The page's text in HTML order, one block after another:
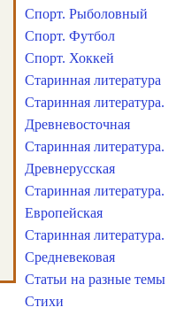
Спорт. Рыболовный
Спорт. Футбол
Спорт. Хоккей
Старинная литература
Старинная литература.
Древневосточная
Старинная литература.
Древнерусская
Старинная литература.
Европейская
Старинная литература.
Средневековая
Статьи на разные темы
Стихи